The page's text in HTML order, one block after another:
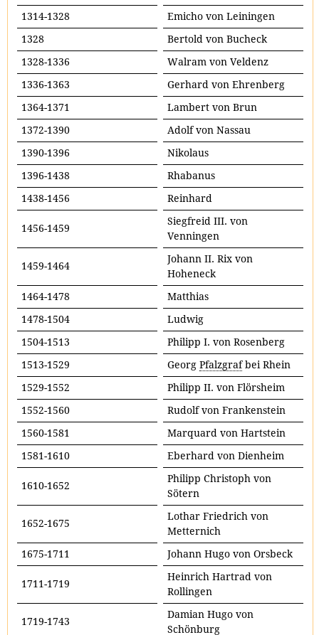
1314-1328
Emicho von Leiningen
1328
Bertold von Bucheck
1328-1336
Walram von Veldenz
1336-1363
Gerhard von Ehrenberg
1364-1371
Lambert von Brun
1372-1390
Adolf von Nassau
1390-1396
Nikolaus
1396-1438
Rhabanus
1438-1456
Reinhard
1456-1459
Siegfreid III. von
Venningen
1459-1464
Johann II. Rix von
Hoheneck
1464-1478
Matthias
1478-1504
Ludwig
1504-1513
Philipp I. von Rosenberg
1513-1529
Georg Pfalzgrafbei Rhein
1529-1552
Philipp II. von Flörsheim
1552-1560
Rudolf von Frankenstein
1560-1581
Marquard von Hartstein
1581-1610
Eberhard von Dienheim
1610-1652
Philipp Christoph von
Sötern
1652-1675
Lothar Friedrich von
Metternich
1675-1711
Johann Hugo von Orsbeck
1711-1719
Heinrich Hartrad von
Rollingen
1719-1743
Damian Hugo von
Schönburg